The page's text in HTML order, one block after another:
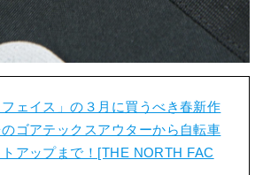
フェイス」の３月に買うべき春新作
ゴアテックスアウターから自転車
アップまで！[THE NORTH FAC